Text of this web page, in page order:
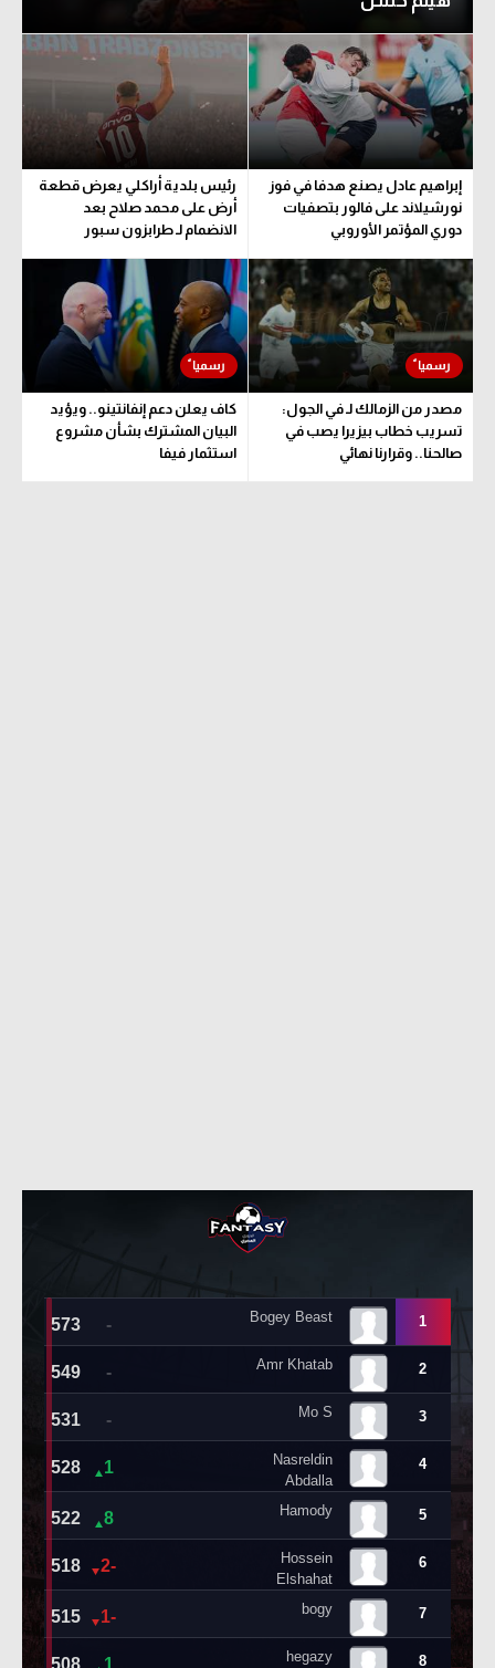
إبراهيم عادل يصنع هدفا في فوز
نورشيلاند على فالور بتصفيات
دوري المؤتمر الأوروبي
رئيس بلدية أراكلي يعرض قطعة
أرض على محمد صلاح بعد
الانضمام لـ طرابزون سبور
مصدر من الزمالك لـ في الجول:
تسريب خطاب بيزيرا يصب في
صالحنا.. وقرارنا نهائي
كاف يعلن دعم إنفانتينو.. ويؤيد
البيان المشترك بشأن مشروع
استثمار فيفا